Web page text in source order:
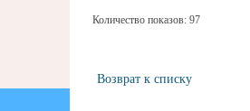
Количество показов: 97
Возврат к списку